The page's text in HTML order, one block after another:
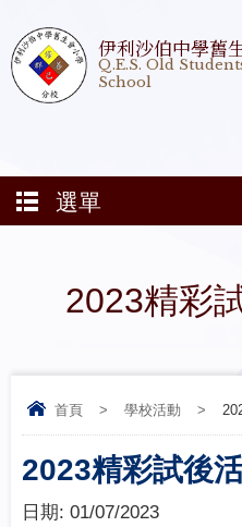
伊利沙伯中學舊
Q.E.S. Old
School
選單
2023精彩
首頁 > 學校活動 >
2023精彩試後
日期: 01/07/2023